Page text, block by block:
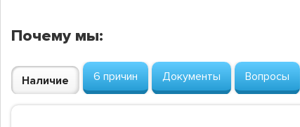
Почему мы:
Наличие 6 причин Документы Вопросы